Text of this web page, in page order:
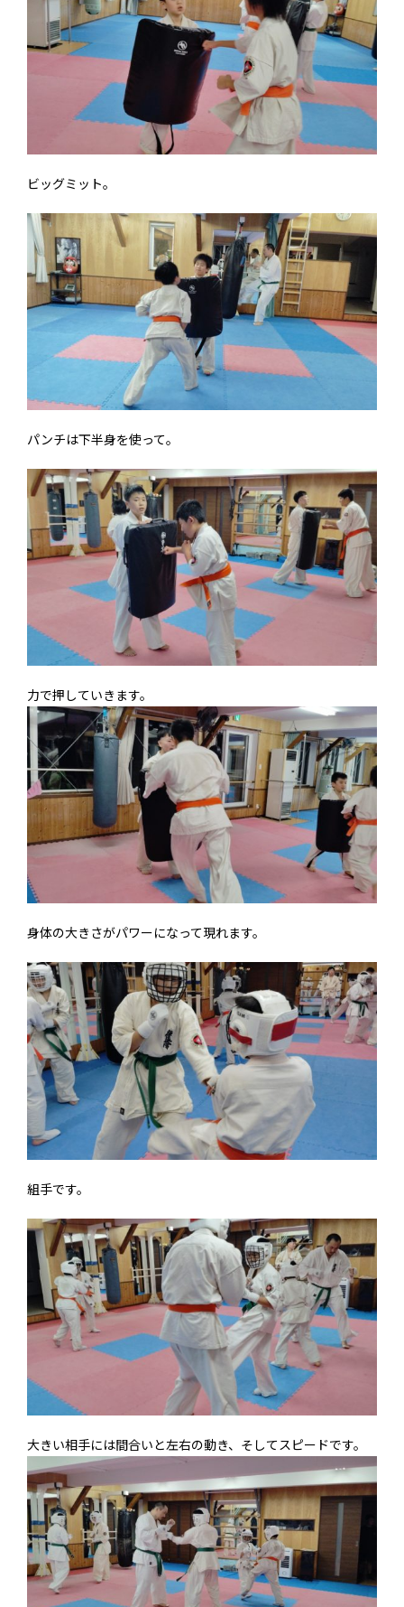
ビッグミット。
パンチは下半身を使って。
力で押していきます。
身体の大きさがパワーになって現れます。
組手です。
大きい相手には間合いと左右の動き、そしてスピードです。